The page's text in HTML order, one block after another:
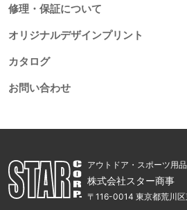
修理・保証について
オリジナルデザインプリント
カタログ
お問い合わせ
アウトドア・スポーツ用
株式会社スター商事
〒116-0014 東京都荒川